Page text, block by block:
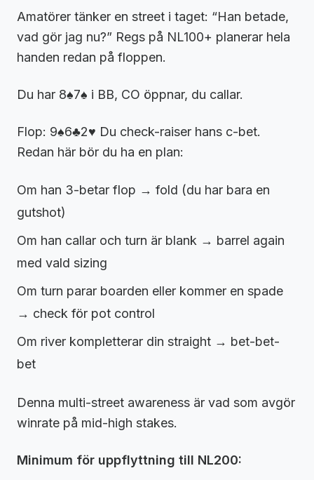
Amatörer tänker en street i taget: “Han betade,
vad gör jag nu?” Regs på NL100+ planerar hela
handen redan på floppen.
Du har 8♠7♠ i BB, CO öppnar, du callar.
Flop: 9♠6♣2♥ Du check-raiser hans c-bet.
Redan här bör du ha en plan:
Om han 3-betar flop → fold (du har bara en
gutshot)
Om han callar och turn är blank → barrel again
med vald sizing
Om turn parar boarden eller kommer en spade
→ check för pot control
Om river kompletterar din straight → bet-bet-
bet
Denna multi-street awareness är vad som avgör
winrate på mid-high stakes.
Minimum för uppflyttning till NL200: